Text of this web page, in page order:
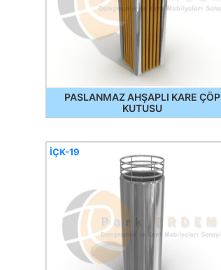
PASLANMAZ AHŞAPLI KARE ÇÖP
KUTUSU
İÇK-19